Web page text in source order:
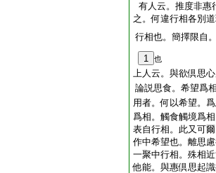
有人云。推度非惠
之。何違行相各別
行相也。簡擇限自
1 也
上人云。與欲倶思
論説思食。希望爲
用者。何以希望。
爲相。觸食觸境爲
表自行相。此又可
作中希望也。離思
一聚中行相。殊相
他能。與惠倶思起